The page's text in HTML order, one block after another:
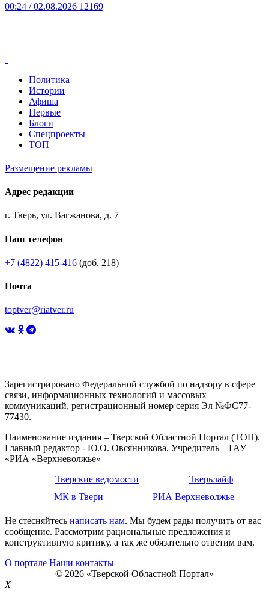
00:24 / 02.08.2026 12169
Политика
Истории
Афиша
Первые
Блоги
Спецпроекты
ТОП
Размещение рекламы
Адрес редакции
г. Тверь, ул. Вагжанова, д. 7
Наш телефон
+7 (4822) 415-416 (доб. 218)
Почта
toptver@riatver.ru
Зарегистрировано Федеральной службой по надзору в сфере
связи, информационных технологий и массовых
коммуникаций, регистрационный номер серия Эл №ФС77-
77430.
Наименование издания – Тверской Областной Портал (ТОП).
Главный редактор - Ю.О. Овсянникова. Учредитель – ГАУ
«РИА «Верхневолжье»
Тверские ведомости
Тверьлайф
МК в Твери
РИА Верхневолжье
Не стесняйтесь написать нам. Мы будем рады получить от вас
сообщение. Рассмотрим рациональные предложения и
конструктивную критику, а так же обязательно ответим вам.
О портале Наши контакты
© 2026 «Тверской Областной Портал»
X